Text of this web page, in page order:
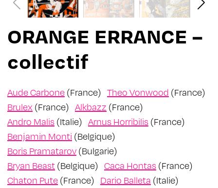
ORANGE ERRANCE –
collectif
Aude Carbone (France) Theo Vonwood (France)
Brulex (France) Alkbazz (France)
Andro Malis (Italie) Arnus Horribilis (France)
Benjamin Monti (Belgique)
Boris Pramatarov (Bulgarie)
Bryan Beast (Belgique) Caca Hontas (France)
Chaton Pute (France) Dario Balleta (Italie)